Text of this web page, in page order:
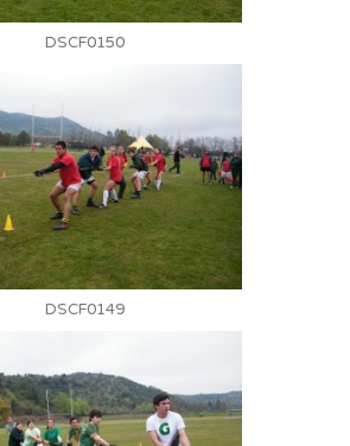
DSCF0150
DSCF0149